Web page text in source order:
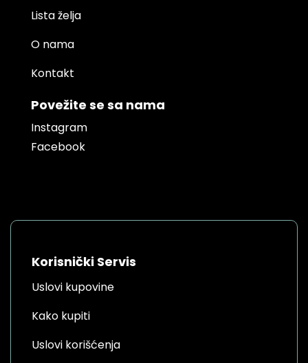
Lista želja
O nama
Kontakt
Povežite se sa nama
Instagram
Facebook
Korisnički Servis
Uslovi kupovine
Kako kupiti
Uslovi korišćenja